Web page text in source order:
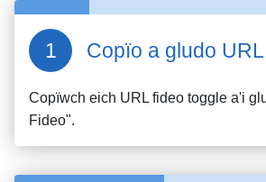
Copïo a gludo URL
Copïwch eich URL fideo toggle a'i
Fideo".